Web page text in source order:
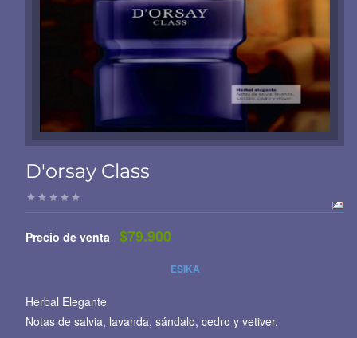
D'orsay Class
Precio de venta $79.900
ESIKA
Herbal Elegante
Notas de salvia, lavanda, sándalo, cedro y vetiver.